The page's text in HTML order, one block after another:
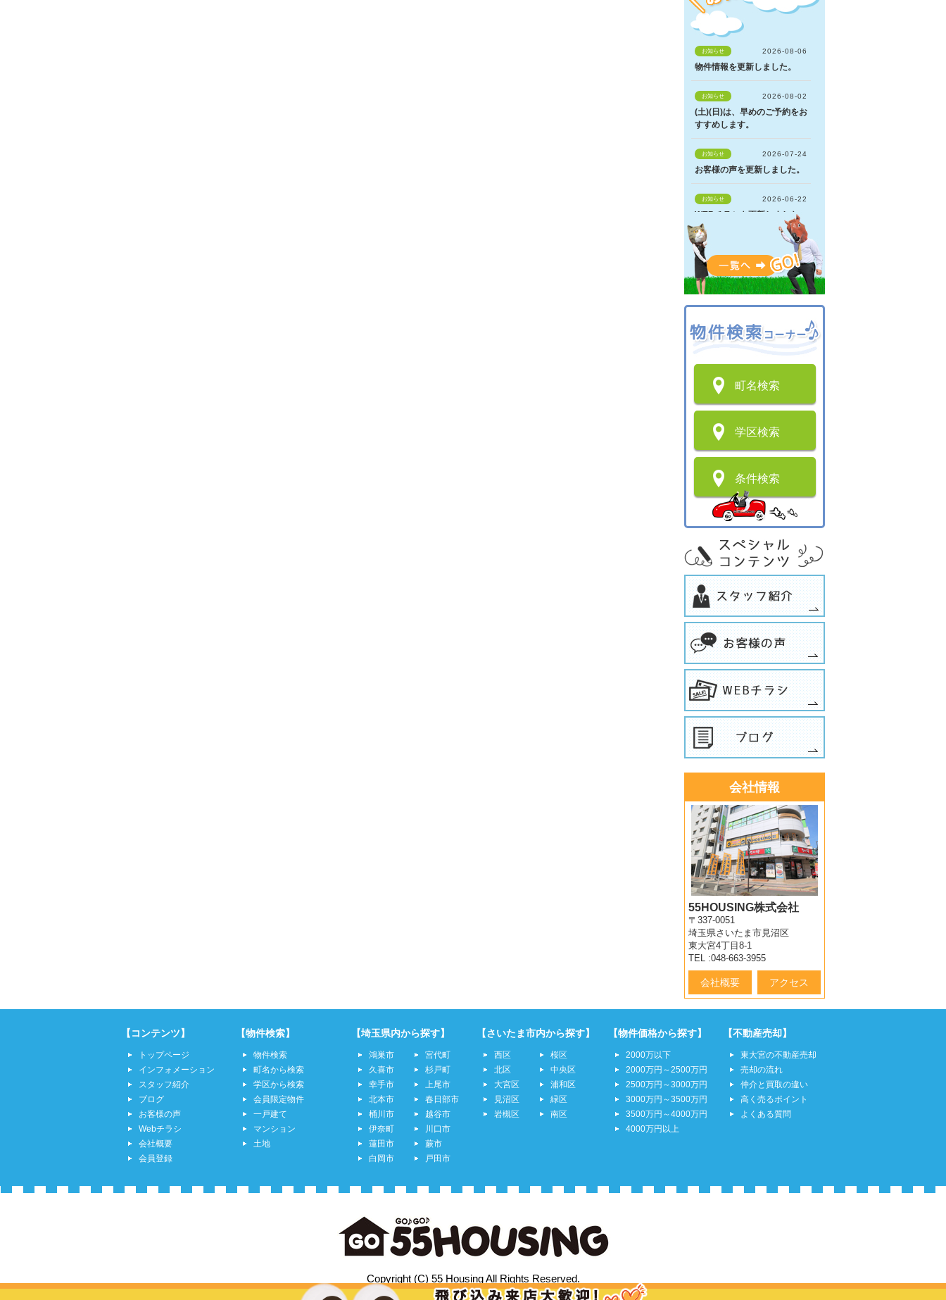
町名検索
学区検索
条件検索
会社情報
55HOUSING株式会社
〒337-0051
埼玉県さいたま市見沼区
東大宮4丁目8-1
TEL :048-663-3955
会社概要 アクセス
【コンテンツ】
トップページ
インフォメーション
スタッフ紹介
ブログ
お客様の声
Webチラシ
会社概要
会員登録
【物件検索】
物件検索
町名から検索
学区から検索
会員限定物件
一戸建て
マンション
土地
【埼玉県内から探す】
鴻巣市
久喜市
幸手市
北本市
桶川市
伊奈町
蓮田市
白岡市
宮代町
杉戸町
上尾市
春日部市
越谷市
川口市
蕨市
戸田市
【さいたま市内から探す】
西区
北区
大宮区
見沼区
岩槻区
桜区
中央区
浦和区
緑区
南区
【物件価格から探す】
2000万以下
2000万円～2500万円
2500万円～3000万円
3000万円～3500万円
3500万円～4000万円
4000万円以上
【不動産売却】
東大宮の不動産売却
売却の流れ
仲介と買取の違い
高く売るポイント
よくある質問
Copyright (C) 55 Housing All Rights Reserved.